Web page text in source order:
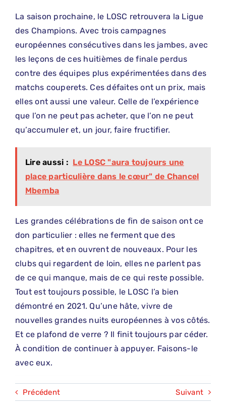
La saison prochaine, le LOSC retrouvera la Ligue
des Champions. Avec trois campagnes
européennes consécutives dans les jambes, avec
les leçons de ces huitièmes de finale perdus
contre des équipes plus expérimentées dans des
matchs couperets. Ces défaites ont un prix, mais
elles ont aussi une valeur. Celle de l’expérience
que l’on ne peut pas acheter, que l’on ne peut
qu’accumuler et, un jour, faire fructifier.
Lire aussi : Le LOSC "aura toujours une
place particulière dans le cœur" de Chancel
Mbemba
Les grandes célébrations de fin de saison ont ce
don particulier : elles ne ferment que des
chapitres, et en ouvrent de nouveaux. Pour les
clubs qui regardent de loin, elles ne parlent pas
de ce qui manque, mais de ce qui reste possible.
Tout est toujours possible, le LOSC l’a bien
démontré en 2021. Qu’une hâte, vivre de
nouvelles grandes nuits européennes à vos côtés.
Et ce plafond de verre ? Il finit toujours par céder.
À condition de continuer à appuyer. Faisons-le
avec eux.
Précédent Suivant